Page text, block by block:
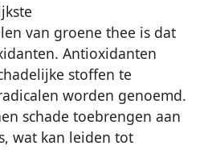
van groene thee is dat
Antioxidanten
stoffen te
worden genoemd.
schade toebrengen aan
wat kan leiden tot